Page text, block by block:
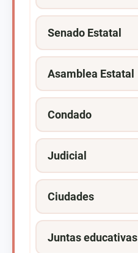
Senado Estatal
Asamblea Estatal
Condado
Judicial
Ciudades
Juntas educativas